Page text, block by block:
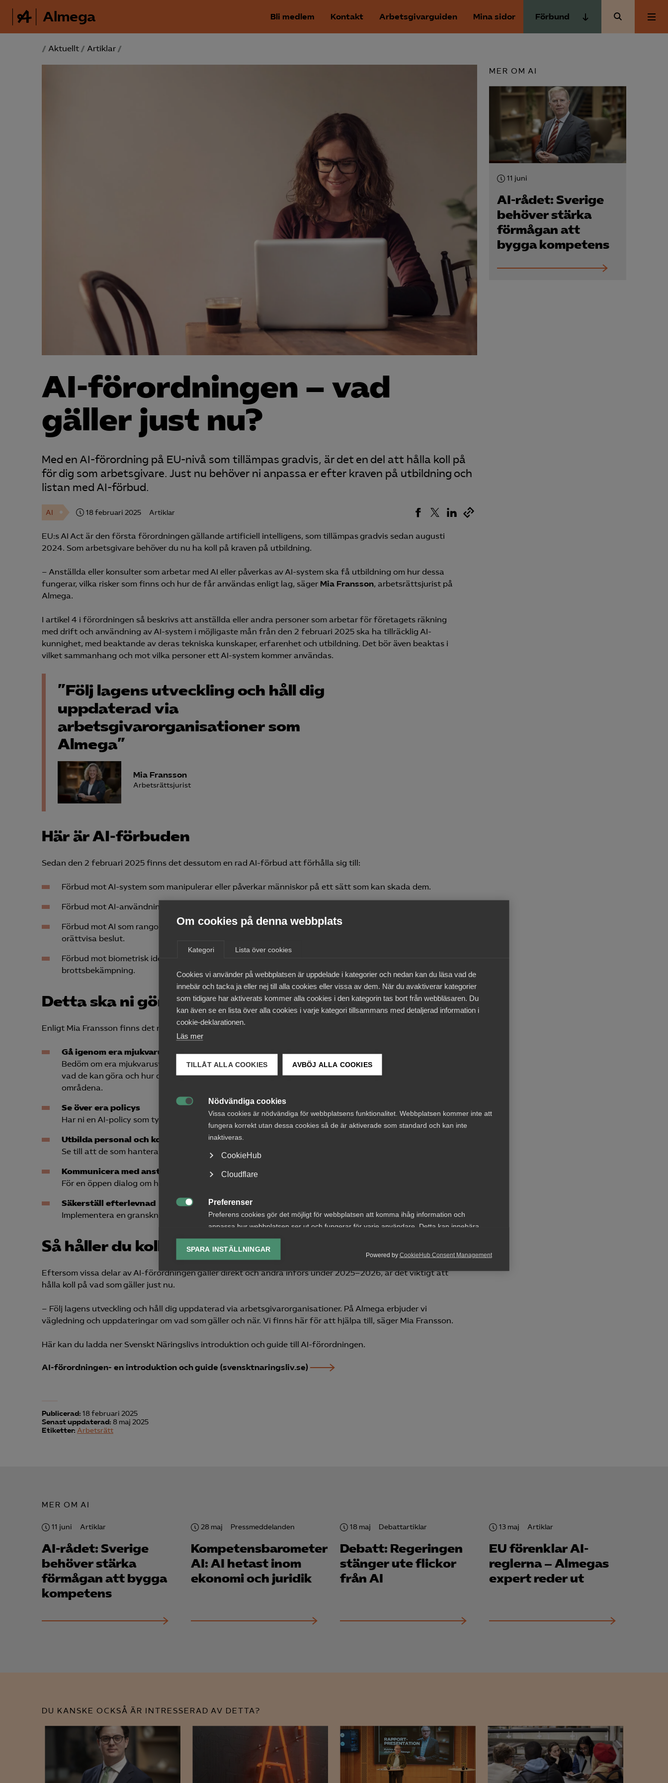
Om cookies på denna webbplats
Kategori Lista över cookies
Cookies vi använder på webbplatsen är uppdelade i kategorier och nedan kan du läsa vad de
innebär och tacka ja eller nej till alla cookies eller vissa av dem. När du avaktiverar kategorier
som tidigare har aktiverats kommer alla cookies i den kategorin tas bort från webbläsaren. Du
kan även se en lista över alla cookies i varje kategori tillsammans med detaljerad information i
cookie-deklarationen.
Läs mer
TILLÅT ALLA COOKIES AVBÖJ ALLA COOKIES
Nödvändiga cookies
Vissa cookies är nödvändiga för webbplatsens funktionalitet. Webbplatsen kommer inte att
fungera korrekt utan dessa cookies så de är aktiverade som standard och kan inte
inaktiveras.
CookieHub
Cloudflare
Preferenser
Preferens cookies gör det möjligt för webbplatsen att komma ihåg information och
anpassa hur webbplatsen ser ut och fungerar för varje användare. Detta kan innebära
lagring av vald valuta, region, språk eller färgschema.

Analys-cookies
Analyseringscookies hjälper oss förbättra webbplatsen genom att samla och rapportera
Google Analytics
Microsoft Clarity
Marknadsförings-cookies
Marknadsförings-cookies används för att spåra gester på olika webbplatser för att kunna
Powered by CookieHub Consent Management
SPARA INSTÄLLNINGAR
Almega Bli medlem Kontakt Arbetsgivarguiden Mina sidor Förbund
Almega Utbildning
Innovations­företagen
Kompetens­företagen
Medie­företagen
Säkerhets­företagen
Aktuellt
Medlemskapet
Mina sidor
Kurser & utbildningar
/ Aktuellt / Artiklar /
AI-förordningen – vad
gäller just nu?
Med en AI-förordning på EU-nivå som tillämpas gradvis, är det en del att hålla koll på
för dig som arbetsgivare. Just nu behöver ni anpassa er efter kraven på utbildning och
listan med AI-förbud.
AI 18 februari 2025 Artiklar
MER OM AI
11 juni
AI-rådet: Sverige
behöver stärka
förmågan att
bygga kompetens
EU:s AI Act är den första förordningen gällande artificiell intelligens, som tillämpas gradvis sedan augusti
2024. Som arbetsgivare behöver du nu ha koll på kraven på utbildning.
– Anställda eller konsulter som arbetar med AI eller påverkas av AI-system ska få utbildning om hur dessa
fungerar, vilka risker som finns och hur de får användas enligt lag, säger Mia Fransson, arbetsrättsjurist på
Almega.
I artikel 4 i förordningen så beskrivs att anställda eller andra personer som arbetar för företagets räkning
med drift och användning av AI-system i möjligaste mån från den 2 februari 2025 ska ha tillräcklig AI-
kunnighet, med beaktande av deras tekniska kunskaper, erfarenhet och utbildning. Det bör även beaktas i
vilket sammanhang och mot vilka personer ett AI-system kommer användas.
”Följ lagens utveckling och håll dig
uppdaterad via
arbetsgivarorganisationer som
Almega”
Mia Fransson
Arbetsrättsjurist
Här är AI-förbuden
Sedan den 2 februari 2025 finns det dessutom en rad AI-förbud att förhålla sig till:
Förbud mot AI-system som manipulerar eller påverkar människor på ett sätt som kan skada dem.
Förbud mot AI-användning för känsloanalys och beteendebedömning av anställda.
Förbud mot AI som rangordnar eller poängsätter anställda på ett sätt som leder till diskriminering eller
orättvisa beslut.
Förbud mot biometrisk identifiering i realtid på offentliga platser, med vissa undantag för
brottsbekämpning.
Detta ska ni göra nu
Enligt Mia Fransson finns det några saker som arbetsgivare bör agera på redan nu.
Gå igenom era mjukvarusystem
Bedöm om era mjukvarusystem (egna eller inköpta) räknas som AI-system. Det kan ni göra genom att se
vad de kan göra och hur de är utformade. Säkerställ att ni inte använder AI inom de förbjudna
områdena.
Se över era policys
Har ni en AI-policy som tydliggör hur AI används i organisationen och vilka regler som gäller?
Utbilda personal och konsulter i nödvändig AI-kunskap
Se till att de som hanterar AI-förankrade beslut förstår regelverket och konsekvenserna.
Kommunicera med anställda
För en öppen dialog om hur AI används och vilka rättigheter de anställda har.
Säkerställ efterlevnad
Implementera en granskning för att löpande följa upp att AI-systemen följer gällande regler.
Så håller du koll
Eftersom vissa delar av AI-förordningen gäller direkt och andra införs under 2025–2026, är det viktigt att
hålla koll på vad som gäller just nu.
– Följ lagens utveckling och håll dig uppdaterad via arbetsgivarorganisationer. På Almega erbjuder vi
vägledning och uppdateringar om vad som gäller och när. Vi finns här för att hjälpa till, säger Mia Fransson.
Här kan du ladda ner Svenskt Näringslivs introduktion och guide till AI-förordningen.
AI-förordningen- en introduktion och guide (svensktnaringsliv.se)
Publicerad: 18 februari 2025
Senast uppdaterad: 8 maj 2025
Etiketter: Arbetsrätt
MER OM AI
11 juni Artiklar
AI-rådet: Sverige
behöver stärka
förmågan att bygga
kompetens
28 maj Pressmeddelanden
Kompetensbarometern
AI: AI hetast inom
ekonomi och juridik
18 maj Debattartiklar
Debatt: Regeringen
stänger ute flickor
från AI
13 maj Artiklar
EU förenklar AI-
reglerna – Almegas
expert reder ut
DU KANSKE OCKSÅ ÄR INTRESSERAD AV DETTA?